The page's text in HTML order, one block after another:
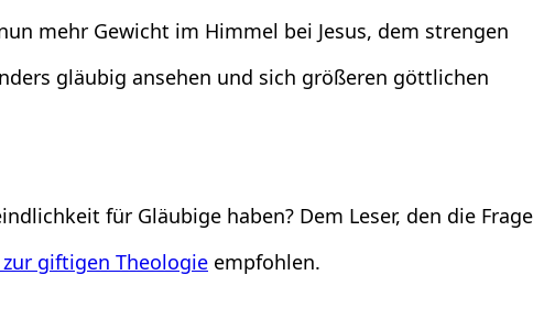
mehr Gewicht im Himmel bei Jesus, dem strengen
gläubig ansehen und sich größeren göttlichen
für Gläubige haben? Dem Leser, den die Frage
giftigen Theologie empfohlen.